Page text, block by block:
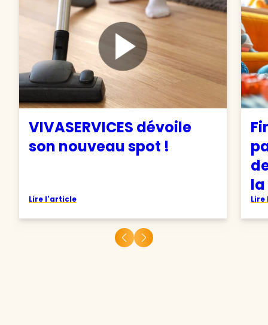
VIVASERVICES dévoile
son nouveau spot !
Lire l'article
la